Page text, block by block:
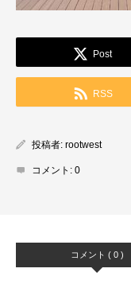
Post
RSS
投稿者: rootwest
コメント: 0
コメント ( 0 )